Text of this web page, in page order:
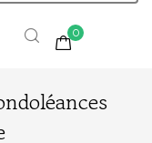
0